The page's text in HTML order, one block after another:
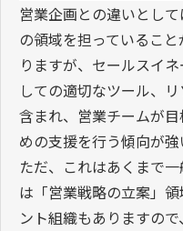
営業企画との違いとし
の領域を担っているこ
りますが、セールスイ
しての適切なツール、
含まれ、営業チームが
めの支援を行う傾向が強
ただ、これはあくまで
は「営業戦略の立案」
ント組織もありますの